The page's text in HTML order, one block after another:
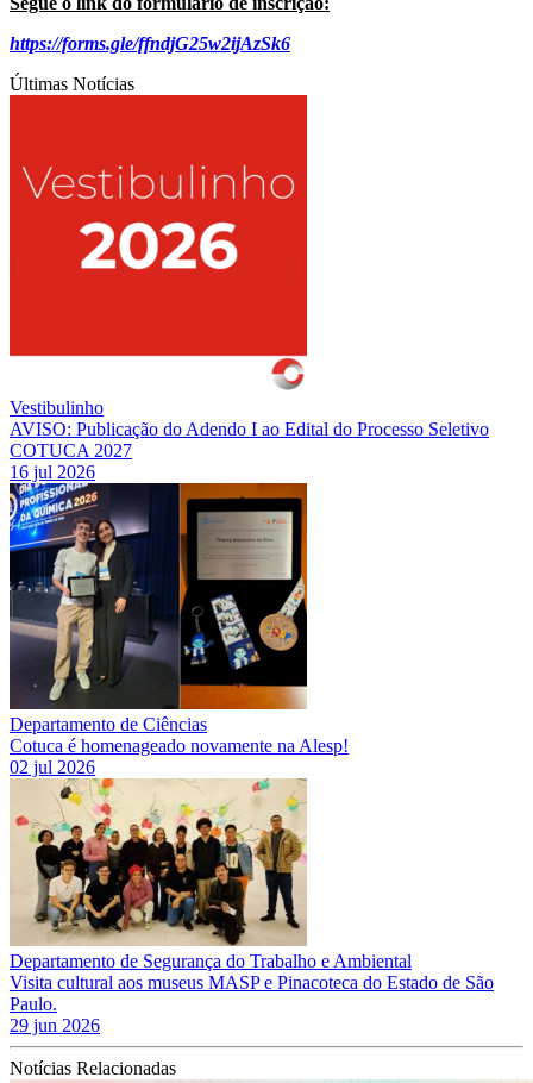
https://forms.gle/ffndjG25w2ijAzSk6
Últimas Notícias
Vestibulinho
AVISO: Publicação do Adendo I ao Edital do Processo Seletivo
COTUCA 2027
16 jul 2026
Departamento de Ciências
Cotuca é homenageado novamente na Alesp!
02 jul 2026
Departamento de Segurança do Trabalho e Ambiental
Visita cultural aos museus MASP e Pinacoteca do Estado de São
Paulo.
29 jun 2026
Notícias Relacionadas